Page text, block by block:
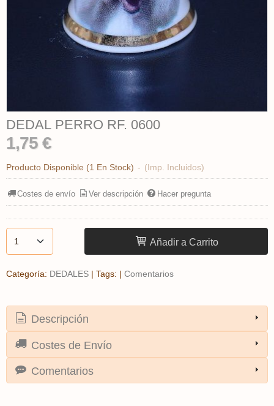
DEDAL PERRO ​RF. 0600
1,75 €
Producto Disponible (1 En Stock) - (Imp. Incluidos)
Costes de envío Ver descripción Hacer pregunta
Añadir a Carrito
Categoría: DEDALES | Tags: | Comentarios
Descripción
Costes de Envío
Comentarios